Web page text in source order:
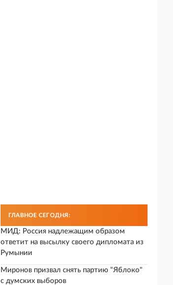
ГЛАВНОЕ СЕГОДНЯ:
МИД: Россия надлежащим образом
ответит на высылку своего дипломата из
Румынии
Миронов призвал снять партию "Яблоко"
с думских выборов